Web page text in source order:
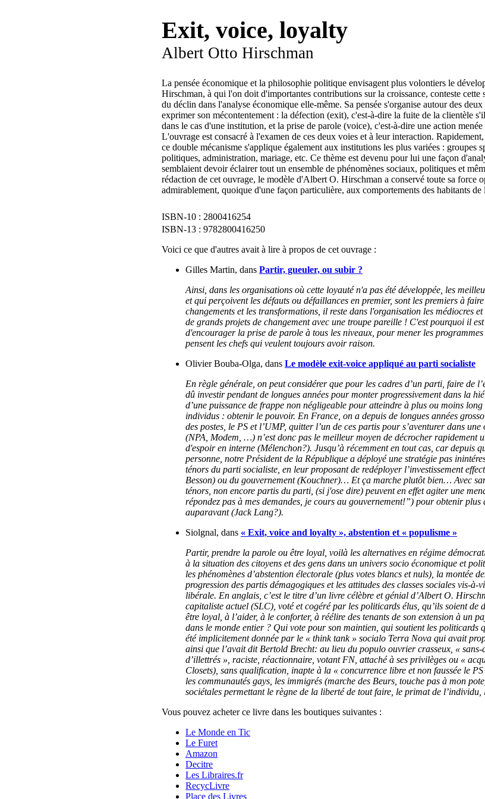
Exit, voice, loyalty
Albert Otto Hirschman
La pensée économique et la philosophie politique envisagent plus volontiers le
Hirschman, à qui l'on doit d'importantes contributions sur la croissance, conteste
du déclin dans l'analyse économique elle-même. Sa pensée s'organise autour des
exprimer son mécontentement : la défection (exit), c'est-à-dire la fuite de la clientèle
dans le cas d'une institution, et la prise de parole (voice), c'est-à-dire une action
L'ouvrage est consacré à l'examen de ces deux voies et à leur interaction.
ce double mécanisme s'applique également aux institutions les plus variées : groupes
politiques, administration, mariage, etc. Ce thème est devenu pour lui une façon
semblaient devoir éclairer tout un ensemble de phénomènes sociaux, politiques et
rédaction de cet ouvrage, le modèle d'Albert O. Hirschman a conservé toute sa force
admirablement, quoique d'une façon particulière, aux comportements des habitants
2800416254
9782800416250
Voici ce que d'autres avait à lire à propos de cet ouvrage :
Gilles Martin, dans Partir, gueuler, ou subir ?
Ainsi, dans les organisations où cette loyauté n'a pas été développée, les
et qui perçoivent les défauts ou défaillances en premier, sont les premiers à
changements et les transformations, il reste dans l'organisation les médiocres
de grands projets de changement avec une troupe pareille ! C'est pourquoi il
d'encourager la prise de parole à tous les niveaux, pour mener les
pensent les chefs qui veulent toujours avoir raison.
Olivier Bouba-Olga, dans Le modèle exit-voice appliqué au parti socialiste
En règle générale, on peut considérer que pour les cadres d’un parti, faire de
dû investir pendant de longues années pour monter progressivement dans la
d’une puissance de frappe non négligeable pour atteindre à plus ou moins
individus : obtenir le pouvoir. En France, on a depuis de longues années
des postes, le PS et l’UMP, quitter l’un de ces partis pour s’aventurer dans
(NPA, Modem, …) n’est donc pas le meilleur moyen de décrocher rapidement
d'espoir en interne (Mélenchon?). Jusqu’à récemment en tout cas, car depuis
personne, notre Président de la République a déployé une stratégie pas
ténors du parti socialiste, en leur proposant de redéployer l’investissement
Besson) ou du gouvernement (Kouchner)… Et ça marche plutôt bien… Avec
ténors, non encore partis du parti, (si j'ose dire) peuvent en effet agiter une
répondez pas à mes demandes, je cours au gouvernement!”) pour obtenir plus
auparavant (Jack Lang?).
Siolgnal, dans « Exit, voice and loyalty », abstention et « populisme »
Partir, prendre la parole ou être loyal, voilà les alternatives en régime
à la situation des citoyens et des gens dans un univers socio économique et
les phénomènes d’abstention électorale (plus votes blancs et nuls), la montée
progression des partis démagogiques et les attitudes des classes sociales vis-à-
libérale. En anglais, c’est le titre d’un livre célèbre et génial d’Albert O.
capitaliste actuel (SLC), voté et cogéré par les politicards élus, qu’ils soient de
être loyal, à l’aider, à le conforter, à réélire des tenants de son extension à un
dans le monde entier ? Qui vote pour son maintien, qui soutient les politicards
été implicitement donnée par le « think tank » socialo Terra Nova qui avait
ainsi que l’avait dit Bertold Brecht: au lieu du populo ouvrier crasseux, « sans-
d’illettrés », raciste, réactionnaire, votant FN, attaché à ses privilèges ou «
Closets), sans qualification, inapte à la « concurrence libre et non faussée le
les communautés gays, les immigrés (marche des Beurs, touche pas à mon
sociétales permettant le règne de la liberté de tout faire, le primat de l’individu,
Vous pouvez acheter ce livre dans les boutiques suivantes :
Le Monde en Tic
Le Furet
Amazon
Decitre
Les Libraires.fr
RecycLivre
Place des Livres